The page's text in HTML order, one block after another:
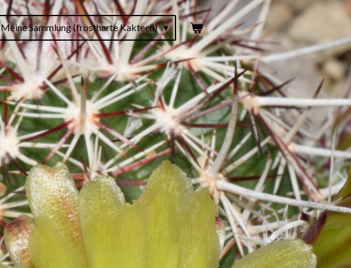
Meine Sammlung (frostharte Kakteen)